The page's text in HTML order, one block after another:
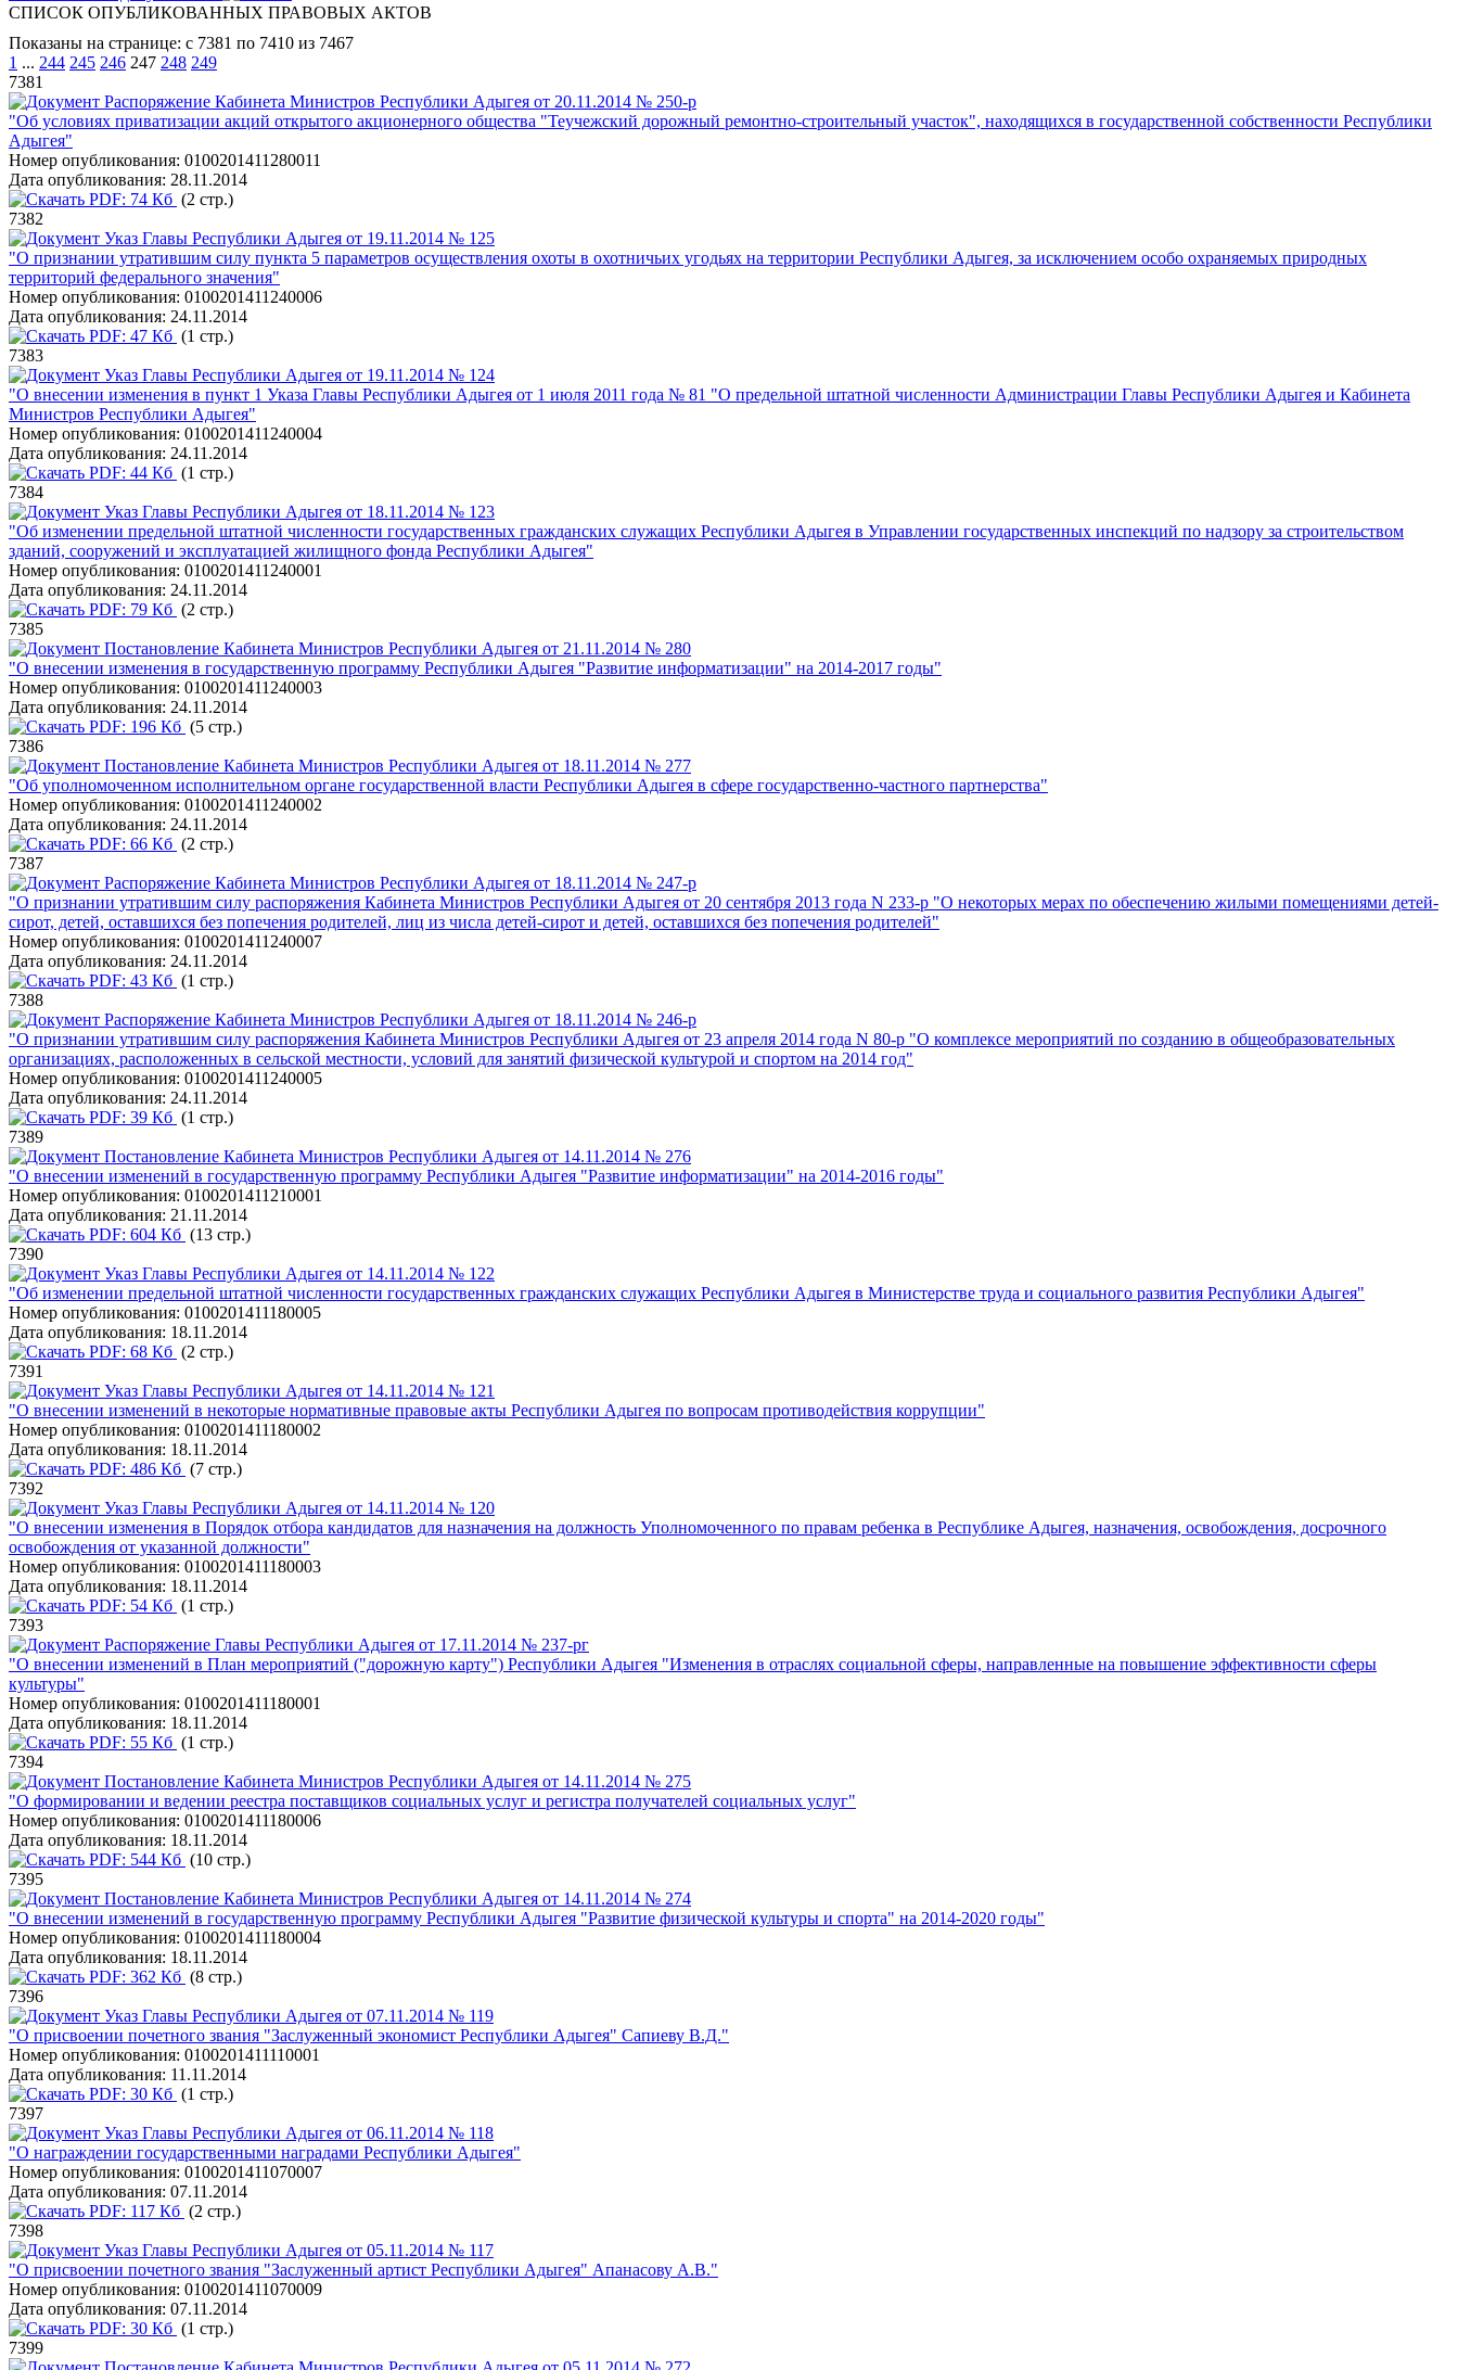
СПИСОК ОПУБЛИКОВАННЫХ ПРАВОВЫХ АКТОВ
Показаны на странице: с 7381 по 7410 из 7467
1 ... 244 245 246 247 248 249
7381
Распоряжение Кабинета Министров Республики Адыгея от 20.11.2014 № 250-р
"Об условиях приватизации акций открытого акционерного общества "Теучежский дорожный ремонтно-строительный участок", находящихся в государственной собственности Республики
Адыгея"
Номер опубликования: 0100201411280011
Дата опубликования: 28.11.2014
PDF: 74 Кб (2 стр.)
7382
Указ Главы Республики Адыгея от 19.11.2014 № 125
"О признании утратившим силу пункта 5 параметров осуществления охоты в охотничьих угодьях на территории Республики Адыгея, за исключением особо охраняемых природных
территорий федерального значения"
Номер опубликования: 0100201411240006
Дата опубликования: 24.11.2014
PDF: 47 Кб (1 стр.)
7383
Указ Главы Республики Адыгея от 19.11.2014 № 124
"О внесении изменения в пункт 1 Указа Главы Республики Адыгея от 1 июля 2011 года № 81 "О предельной штатной численности Администрации Главы Республики Адыгея и Кабинета
Министров Республики Адыгея"
Номер опубликования: 0100201411240004
Дата опубликования: 24.11.2014
PDF: 44 Кб (1 стр.)
7384
Указ Главы Республики Адыгея от 18.11.2014 № 123
"Об изменении предельной штатной численности государственных гражданских служащих Республики Адыгея в Управлении государственных инспекций по надзору за строительством
зданий, сооружений и эксплуатацией жилищного фонда Республики Адыгея"
Номер опубликования: 0100201411240001
Дата опубликования: 24.11.2014
PDF: 79 Кб (2 стр.)
7385
Постановление Кабинета Министров Республики Адыгея от 21.11.2014 № 280
"О внесении изменения в государственную программу Республики Адыгея "Развитие информатизации" на 2014-2017 годы"
Номер опубликования: 0100201411240003
Дата опубликования: 24.11.2014
PDF: 196 Кб (5 стр.)
7386
Постановление Кабинета Министров Республики Адыгея от 18.11.2014 № 277
"Об уполномоченном исполнительном органе государственной власти Республики Адыгея в сфере государственно-частного партнерства"
Номер опубликования: 0100201411240002
Дата опубликования: 24.11.2014
PDF: 66 Кб (2 стр.)
7387
Распоряжение Кабинета Министров Республики Адыгея от 18.11.2014 № 247-р
"О признании утратившим силу распоряжения Кабинета Министров Республики Адыгея от 20 сентября 2013 года N 233-р "О некоторых мерах по обеспечению жилыми помещениями детей-
сирот, детей, оставшихся без попечения родителей, лиц из числа детей-сирот и детей, оставшихся без попечения родителей"
Номер опубликования: 0100201411240007
Дата опубликования: 24.11.2014
PDF: 43 Кб (1 стр.)
7388
Распоряжение Кабинета Министров Республики Адыгея от 18.11.2014 № 246-р
"О признании утратившим силу распоряжения Кабинета Министров Республики Адыгея от 23 апреля 2014 года N 80-р "О комплексе мероприятий по созданию в общеобразовательных
организациях, расположенных в сельской местности, условий для занятий физической культурой и спортом на 2014 год"
Номер опубликования: 0100201411240005
Дата опубликования: 24.11.2014
PDF: 39 Кб (1 стр.)
7389
Постановление Кабинета Министров Республики Адыгея от 14.11.2014 № 276
"О внесении изменений в государственную программу Республики Адыгея "Развитие информатизации" на 2014-2016 годы"
Номер опубликования: 0100201411210001
Дата опубликования: 21.11.2014
PDF: 604 Кб (13 стр.)
7390
Указ Главы Республики Адыгея от 14.11.2014 № 122
"Об изменении предельной штатной численности государственных гражданских служащих Республики Адыгея в Министерстве труда и социального развития Республики Адыгея"
Номер опубликования: 0100201411180005
Дата опубликования: 18.11.2014
PDF: 68 Кб (2 стр.)
7391
Указ Главы Республики Адыгея от 14.11.2014 № 121
"О внесении изменений в некоторые нормативные правовые акты Республики Адыгея по вопросам противодействия коррупции"
Номер опубликования: 0100201411180002
Дата опубликования: 18.11.2014
PDF: 486 Кб (7 стр.)
7392
Указ Главы Республики Адыгея от 14.11.2014 № 120
"О внесении изменения в Порядок отбора кандидатов для назначения на должность Уполномоченного по правам ребенка в Республике Адыгея, назначения, освобождения, досрочного
освобождения от указанной должности"
Номер опубликования: 0100201411180003
Дата опубликования: 18.11.2014
PDF: 54 Кб (1 стр.)
7393
Распоряжение Главы Республики Адыгея от 17.11.2014 № 237-рг
"О внесении изменений в План мероприятий ("дорожную карту") Республики Адыгея "Изменения в отраслях социальной сферы, направленные на повышение эффективности сферы
культуры"
Номер опубликования: 0100201411180001
Дата опубликования: 18.11.2014
PDF: 55 Кб (1 стр.)
7394
Постановление Кабинета Министров Республики Адыгея от 14.11.2014 № 275
"О формировании и ведении реестра поставщиков социальных услуг и регистра получателей социальных услуг"
Номер опубликования: 0100201411180006
Дата опубликования: 18.11.2014
PDF: 544 Кб (10 стр.)
7395
Постановление Кабинета Министров Республики Адыгея от 14.11.2014 № 274
"О внесении изменений в государственную программу Республики Адыгея "Развитие физической культуры и спорта" на 2014-2020 годы"
Номер опубликования: 0100201411180004
Дата опубликования: 18.11.2014
PDF: 362 Кб (8 стр.)
7396
Указ Главы Республики Адыгея от 07.11.2014 № 119
"О присвоении почетного звания "Заслуженный экономист Республики Адыгея" Сапиеву В.Д."
Номер опубликования: 0100201411110001
Дата опубликования: 11.11.2014
PDF: 30 Кб (1 стр.)
7397
Указ Главы Республики Адыгея от 06.11.2014 № 118
"О награждении государственными наградами Республики Адыгея"
Номер опубликования: 0100201411070007
Дата опубликования: 07.11.2014
PDF: 117 Кб (2 стр.)
7398
Указ Главы Республики Адыгея от 05.11.2014 № 117
"О присвоении почетного звания "Заслуженный артист Республики Адыгея" Апанасову А.В."
Номер опубликования: 0100201411070009
Дата опубликования: 07.11.2014
PDF: 30 Кб (1 стр.)
7399